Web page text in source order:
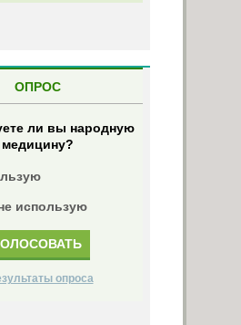
ОПРОС
ли вы народную
медицину?
использую
опроса